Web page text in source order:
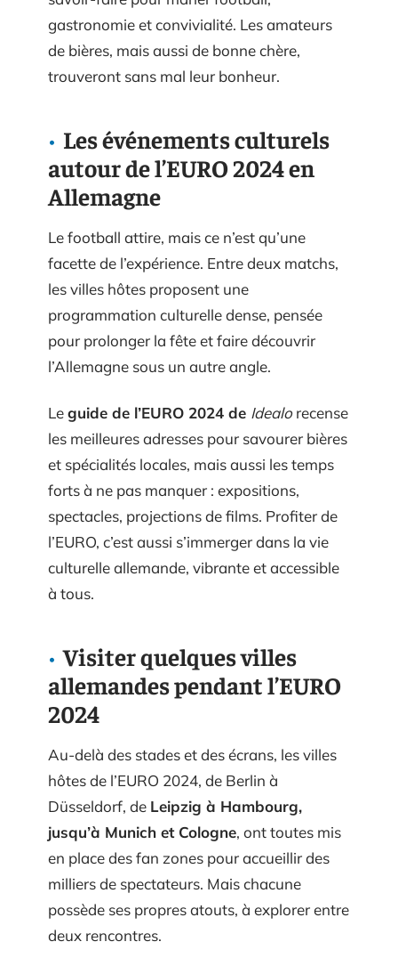
gastronomie et convivialité. Les amateurs
de bières, mais aussi de bonne chère,
trouveront sans mal leur bonheur.
Les événements culturels
autour de l’EURO 2024 en
Allemagne
Le football attire, mais ce n’est qu’une
facette de l’expérience. Entre deux matchs,
les villes hôtes proposent une
programmation culturelle dense, pensée
pour prolonger la fête et faire découvrir
l’Allemagne sous un autre angle.
Leguide de l’EURO 2024 de Idealorecense
les meilleures adresses pour savourer bières
et spécialités locales, mais aussi les temps
forts à ne pas manquer : expositions,
spectacles, projections de films. Profiter de
l’EURO, c’est aussi s’immerger dans la vie
culturelle allemande, vibrante et accessible
à tous.
Visiter quelques villes
allemandes pendant l’EURO
2024
Au-delà des stades et des écrans, les villes
hôtes de l’EURO 2024, de Berlin à
Düsseldorf, de Leipzig à Hambourg,
jusqu’à Munich et Cologne, ont toutes mis
en place des fan zones pour accueillir des
milliers de spectateurs. Mais chacune
possède ses propres atouts, à explorer entre
deux rencontres.